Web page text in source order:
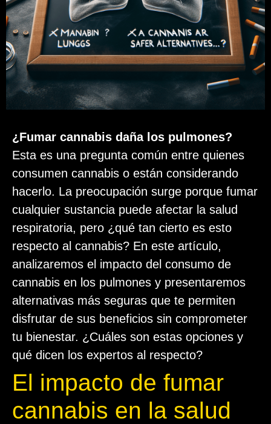
¿Fumar cannabis daña los pulmones?
Esta es una pregunta común entre quienes
consumen cannabis o están considerando
hacerlo. La preocupación surge porque fumar
cualquier sustancia puede afectar la salud
respiratoria, pero ¿qué tan cierto es esto
respecto al cannabis? En este artículo,
analizaremos el impacto del consumo de
cannabis en los pulmones y presentaremos
alternativas más seguras que te permiten
disfrutar de sus beneficios sin comprometer
tu bienestar. ¿Cuáles son estas opciones y
qué dicen los expertos al respecto?
El impacto de fumar
cannabis en la salud